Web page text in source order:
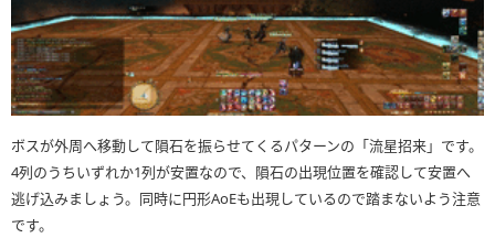
ボスが外周へ移動して隕石を振らせてくるパターンの「流星招来」です。
4列のうちいずれか1列が安置なので、隕石の出現位置を確認して安置へ
逃げ込みましょう。同時に円形AoEも出現しているので踏まないよう注意
です。